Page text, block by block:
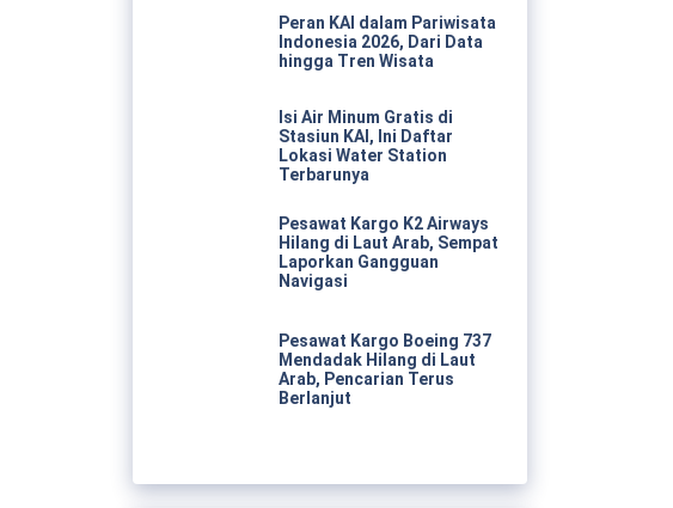
Peran KAI dalam Pariwisata
Indonesia 2026, Dari Data
hingga Tren Wisata
Isi Air Minum Gratis di
Stasiun KAI, Ini Daftar
Lokasi Water Station
Terbarunya
Pesawat Kargo K2 Airways
Hilang di Laut Arab, Sempat
Laporkan Gangguan
Navigasi
Pesawat Kargo Boeing 737
Mendadak Hilang di Laut
Arab, Pencarian Terus
Berlanjut